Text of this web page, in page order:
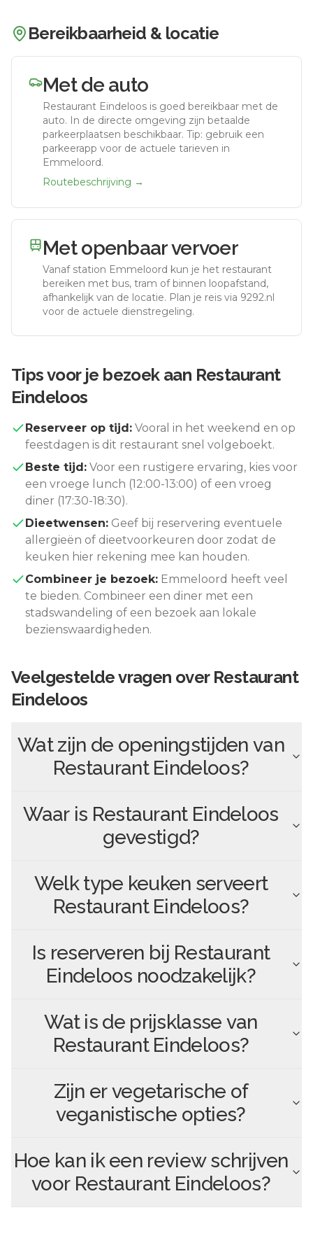
Bereikbaarheid & locatie
Met de auto
Restaurant Eindeloos is goed bereikbaar met de
auto. In de directe omgeving zijn betaalde
parkeerplaatsen beschikbaar. Tip: gebruik een
parkeerapp voor de actuele tarieven in
Emmeloord.
Routebeschrijving →
Met openbaar vervoer
Vanaf station Emmeloord kun je het restaurant
bereiken met bus, tram of binnen loopafstand,
afhankelijk van de locatie. Plan je reis via 9292.nl
voor de actuele dienstregeling.
Tips voor je bezoek aan Restaurant
Eindeloos
Reserveer op tijd: Vooral in het weekend en op
feestdagen is dit restaurant snel volgeboekt.
Beste tijd: Voor een rustigere ervaring, kies voor
een vroege lunch (12:00-13:00) of een vroeg
diner (17:30-18:30).
Dieetwensen: Geef bij reservering eventuele
allergieën of dieetvoorkeuren door zodat de
keuken hier rekening mee kan houden.
Combineer je bezoek: Emmeloord heeft veel
te bieden. Combineer een diner met een
stadswandeling of een bezoek aan lokale
bezienswaardigheden.
Veelgestelde vragen over Restaurant
Eindeloos
Wat zijn de openingstijden van
Restaurant Eindeloos?
Waar is Restaurant Eindeloos
gevestigd?
Welk type keuken serveert
Restaurant Eindeloos?
Is reserveren bij Restaurant
Eindeloos noodzakelijk?
Wat is de prijsklasse van
Restaurant Eindeloos?
Zijn er vegetarische of
veganistische opties?
Hoe kan ik een review schrijven
voor Restaurant Eindeloos?